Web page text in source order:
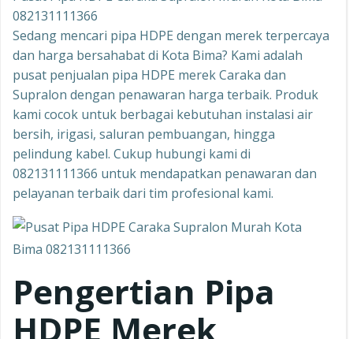
082131111366
Sedang mencari pipa HDPE dengan merek terpercaya
dan harga bersahabat di Kota Bima? Kami adalah
pusat penjualan pipa HDPE merek Caraka dan
Supralon dengan penawaran harga terbaik. Produk
kami cocok untuk berbagai kebutuhan instalasi air
bersih, irigasi, saluran pembuangan, hingga
pelindung kabel. Cukup hubungi kami di
082131111366 untuk mendapatkan penawaran dan
pelayanan terbaik dari tim profesional kami.
Pengertian Pipa
HDPE Merek